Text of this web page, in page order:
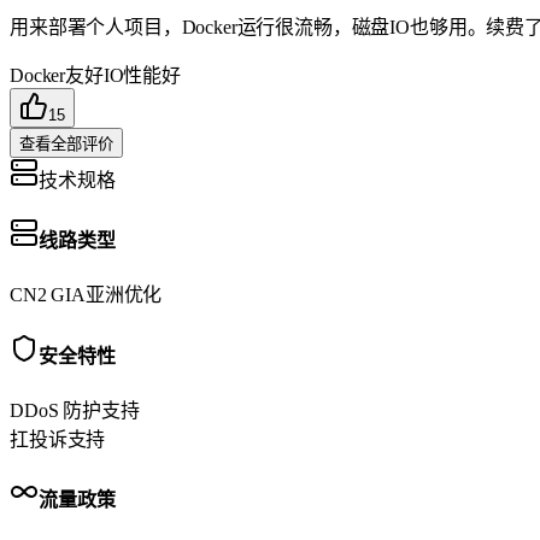
用来部署个人项目，Docker运行很流畅，磁盘IO也够用。续费
Docker友好IO性能好
15
查看全部评价
技术规格
线路类型
CN2 GIA亚洲优化
安全特性
DDoS 防护支持
扛投诉支持
流量政策